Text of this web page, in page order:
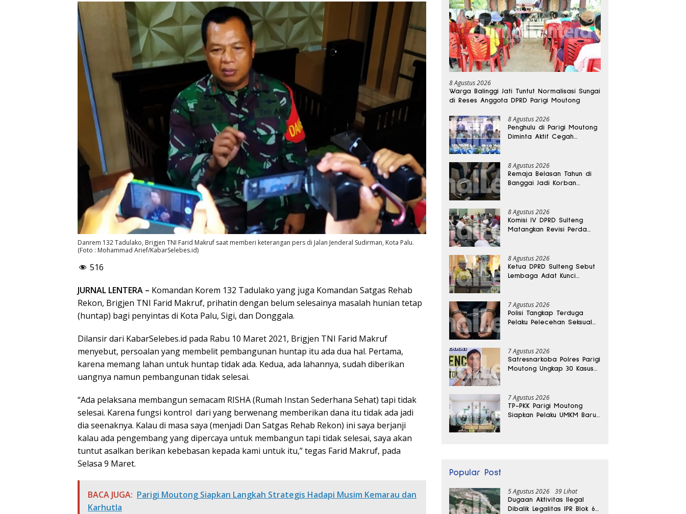
Danrem 132 Tadulako, Brigjen TNI Farid Makruf saat memberi keterangan pers di Jalan Jenderal Sudirman, Kota Palu.
(Foto : Mohammad Arief/KabarSelebes.id)
516
JURNAL LENTERA – Komandan Korem 132 Tadulako yang juga Komandan Satgas Rehab
Rekon, Brigjen TNI Farid Makruf, prihatin dengan belum selesainya masalah hunian tetap
(huntap) bagi penyintas di Kota Palu, Sigi, dan Donggala.
Dilansir dari KabarSelebes.id pada Rabu 10 Maret 2021, Brigjen TNI Farid Makruf
menyebut, persoalan yang membelit pembangunan huntap itu ada dua hal. Pertama,
karena memang lahan untuk huntap tidak ada. Kedua, ada lahannya, sudah diberikan
uangnya namun pembangunan tidak selesai.
“Ada pelaksana membangun semacam RISHA (Rumah Instan Sederhana Sehat) tapi tidak
selesai. Karena fungsi kontrol dari yang berwenang memberikan dana itu tidak ada jadi
dia seenaknya. Kalau di masa saya (menjadi Dan Satgas Rehab Rekon) ini saya berjanji
kalau ada pengembang yang dipercaya untuk membangun tapi tidak selesai, saya akan
tuntut asalkan berikan kebebasan kepada kami untuk itu,” tegas Farid Makruf, pada
Selasa 9 Maret.
BACA JUGA: Parigi Moutong Siapkan Langkah Strategis Hadapi Musim Kemarau dan
Karhutla
8 Agustus 2026
Warga Balinggi Jati Tuntut Normalisasi Sungai
di Reses Anggota DPRD Parigi Moutong
8 Agustus 2026
Penghulu di Parigi Moutong
Diminta Aktif Cegah
8 Agustus 2026
Remaja Belasan Tahun di
Banggai Jadi Korban
8 Agustus 2026
Komisi IV DPRD Sulteng
Matangkan Revisi Perda
8 Agustus 2026
Ketua DPRD Sulteng Sebut
Lembaga Adat Kunci
7 Agustus 2026
Polisi Tangkap Terduga
Pelaku Pelecehan Seksual
7 Agustus 2026
Satresnarkoba Polres Parigi
Moutong Ungkap 30 Kasus
7 Agustus 2026
TP-PKK Parigi Moutong
Siapkan Pelaku UMKM Baru
Popular Post
5 Agustus 2026 39 Lihat
Dugaan Aktivitas Ilegal
Dibalik Legalitas IPR Blok 6